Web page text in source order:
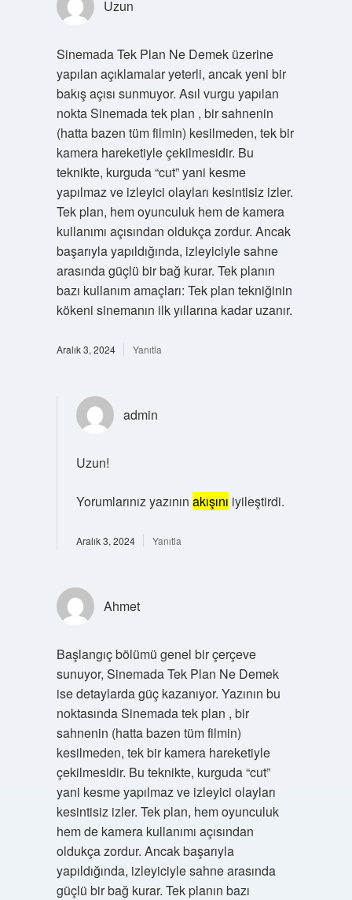
Uzun
Sinemada Tek Plan Ne Demek üzerine
yapılan açıklamalar yeterli, ancak yeni bir
bakış açısı sunmuyor. Asıl vurgu yapılan
nokta Sinemada tek plan , bir sahnenin
(hatta bazen tüm filmin) kesilmeden, tek bir
kamera hareketiyle çekilmesidir. Bu
teknikte, kurguda “cut” yani kesme
yapılmaz ve izleyici olayları kesintisiz izler.
Tek plan, hem oyunculuk hem de kamera
kullanımı açısından oldukça zordur. Ancak
başarıyla yapıldığında, izleyiciyle sahne
arasında güçlü bir bağ kurar. Tek planın
bazı kullanım amaçları: Tek plan tekniğinin
kökeni sinemanın ilk yıllarına kadar uzanır.
Aralık 3, 2024 Yanıtla
admin
Uzun!
Yorumlarınız yazının akışını iyileştirdi.
Aralık 3, 2024 Yanıtla
Ahmet
Başlangıç bölümü genel bir çerçeve
sunuyor, Sinemada Tek Plan Ne Demek
ise detaylarda güç kazanıyor. Yazının bu
noktasında Sinemada tek plan , bir
sahnenin (hatta bazen tüm filmin)
kesilmeden, tek bir kamera hareketiyle
çekilmesidir. Bu teknikte, kurguda “cut”
yani kesme yapılmaz ve izleyici olayları
kesintisiz izler. Tek plan, hem oyunculuk
hem de kamera kullanımı açısından
oldukça zordur. Ancak başarıyla
yapıldığında, izleyiciyle sahne arasında
güçlü bir bağ kurar. Tek planın bazı